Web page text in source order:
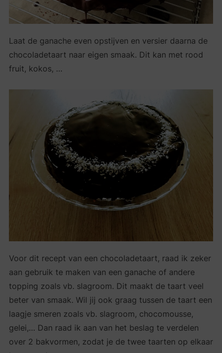
Laat de ganache even opstijven en versier daarna de
chocoladetaart naar eigen smaak. Dit kan met rood
fruit, kokos, …
Voor dit recept van een chocoladetaart, raad ik zeker
aan gebruik te maken van een ganache of andere
topping zoals vb. slagroom. Dit maakt de taart veel
beter van smaak. Wil jij ook graag tussen de taart een
laagje smeren zoals vb. slagroom, chocomousse,
gelei,… Dan raad ik aan van het beslag te verdelen
over 2 bakvormen, zodat je de twee taarten op elkaar